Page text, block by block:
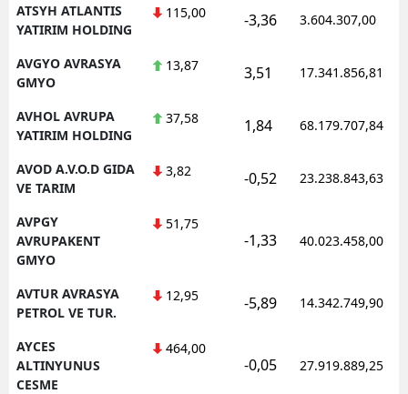
ATSYH ATLANTIS
YATIRIM HOLDING
115,00 -3,36 3.604.307,00
AVGYO AVRASYA
GMYO
13,87 3,51 17.341.856,81
AVHOL AVRUPA
YATIRIM HOLDING
37,58 1,84 68.179.707,84
AVOD A.V.O.D GIDA
VE TARIM
3,82 -0,52 23.238.843,63
AVPGY
AVRUPAKENT
GMYO
51,75
-1,33 40.023.458,00
AVTUR AVRASYA
PETROL VE TUR.
12,95 -5,89 14.342.749,90
AYCES
ALTINYUNUS
CESME
464,00
-0,05 27.919.889,25